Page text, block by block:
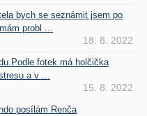
bych se seznámit jsem po
probl ...
18. 8. 2022
fotek má holčička
a v ...
15. 8. 2022
posílám Renča